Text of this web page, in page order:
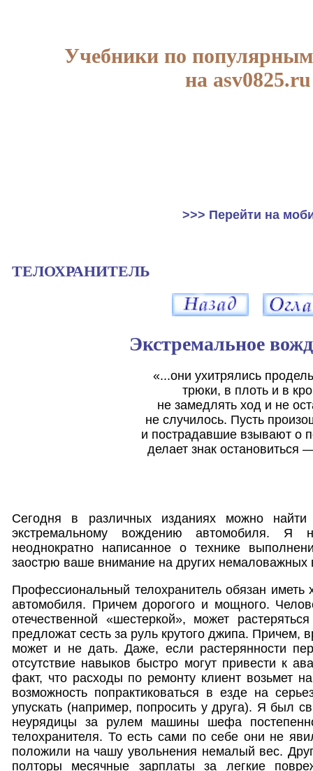
Учебники по
на asv0825.ru
>>> Перейти на
ТЕЛОХРАНИТЕЛЬ
Экстремальное
«...они ухитрялись
трюки, в плоть и в
не замедлять ход и не
не случилось. Пусть
и пострадавшие взывают о
делает знак остановиться
Сегодня в различных изданиях можно
экстремальному вождению автомобиля. Я
неоднократно написанное о технике
заострю ваше внимание на других немаловажных
Профессиональный телохранитель обязан
автомобиля. Причем дорогого и мощного.
отечественной «шестеркой», может
предложат сесть за руль крутого джипа. Причем,
может и не дать. Даже, если растерянности
отсутствие навыков быстро могут привести к
факт, что расходы по ремонту клиент возьмет
возможность попрактиковаться в езде на
упускать (например, попросить у друга). Я был
неурядицы за рулем машины шефа
телохранителя. То есть сами по себе они не
положили на чашу увольнения немалый вес.
полторы месячные зарплаты за легкие